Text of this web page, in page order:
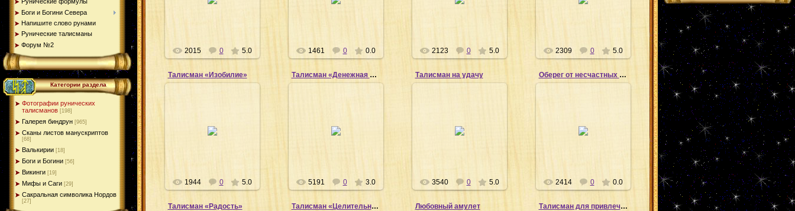
Боги и Богини Севера
Напишите слово рунами
Рунические талисманы
Форум №2
Категории раздела
Фотографии рунических
талисманов [198]
Галерея биндрун [965]
Сканы листов манускриптов
[68]
Валькирии [18]
Боги и Богини [56]
Викинги [19]
Мифы и Саги [29]
Сакральная символика Нордов
[27]
2015 0 5.0 1461 0 0.0 2123 0 5.0 2309 0 5.0
Талисман «Изобилие»
1944 0 5.0
Талисман «Денежная руна»
5191 0 3.0
Талисман на удачу
3540 0 5.0
Оберег от несчастных случаев
2414 0 0.0
Талисман «Радость» Талисман «Целительные руны» Любовный амулет Талисман для привлечения удачи